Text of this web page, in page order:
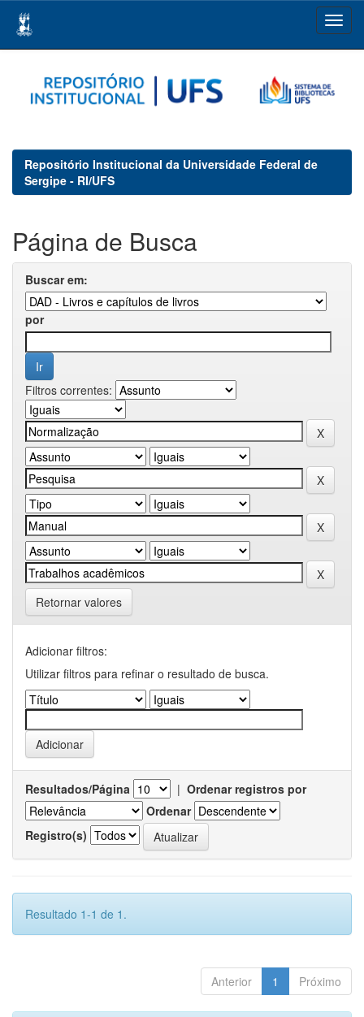
navigation
Repositório Institucional da Universidade Federal de
Sergipe - RI/UFS
Página de Busca
Buscar em:
por
Filtros correntes:
Retornar valores
Adicionar filtros:
Utilizar filtros para refinar o resultado de busca.
Resultados/Página | Ordenar registros por
Ordenar
Registro(s)
Resultado 1-1 de 1.
Anterior 1 Próximo